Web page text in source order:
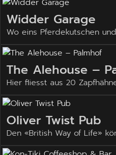
Widder Garage
Wo eins Pferdekutschen
The Alehouse –
Hier fliesst aus 20
Oliver Twist Pub
Den «British Way of Life»